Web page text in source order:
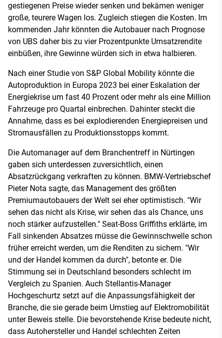
gestiegenen Preise wieder senken und bekämen weniger
große, teurere Wagen los. Zugleich stiegen die Kosten. Im
kommenden Jahr könnten die Autobauer nach Prognose
von UBS daher bis zu vier Prozentpunkte Umsatzrendite
einbüßen, ihre Gewinne würden sich in etwa halbieren.
Nach einer Studie von S&P Global Mobility könnte die
Autoproduktion in Europa 2023 bei einer Eskalation der
Energiekrise um fast 40 Prozent oder mehr als eine Million
Fahrzeuge pro Quartal einbrechen. Dahinter steckt die
Annahme, dass es bei explodierenden Energiepreisen und
Stromausfällen zu Produktionsstopps kommt.
Die Automanager auf dem Branchentreff in Nürtingen
gaben sich unterdessen zuversichtlich, einen
Absatzrückgang verkraften zu können. BMW-Vertriebschef
Pieter Nota sagte, das Management des größten
Premiumautobauers der Welt sei eher optimistisch. "Wir
sehen das nicht als Krise, wir sehen das als Chance, uns
noch stärker aufzustellen." Seat-Boss Griffiths erklärte, im
Fall sinkenden Absatzes müsse die Gewinnschwelle schon
früher erreicht werden, um die Renditen zu sichern. "Wir
und der Handel kommen da durch", betonte er. Die
Stimmung sei in Deutschland besonders schlecht im
Vergleich zu Spanien. Auch Stellantis-Manager
Hochgeschurtz setzt auf die Anpassungsfähigkeit der
Branche, die sie gerade beim Umstieg auf Elektromobilität
unter Beweis stelle. Die bevorstehende Krise bedeute nicht,
dass Autohersteller und Handel schlechten Zeiten